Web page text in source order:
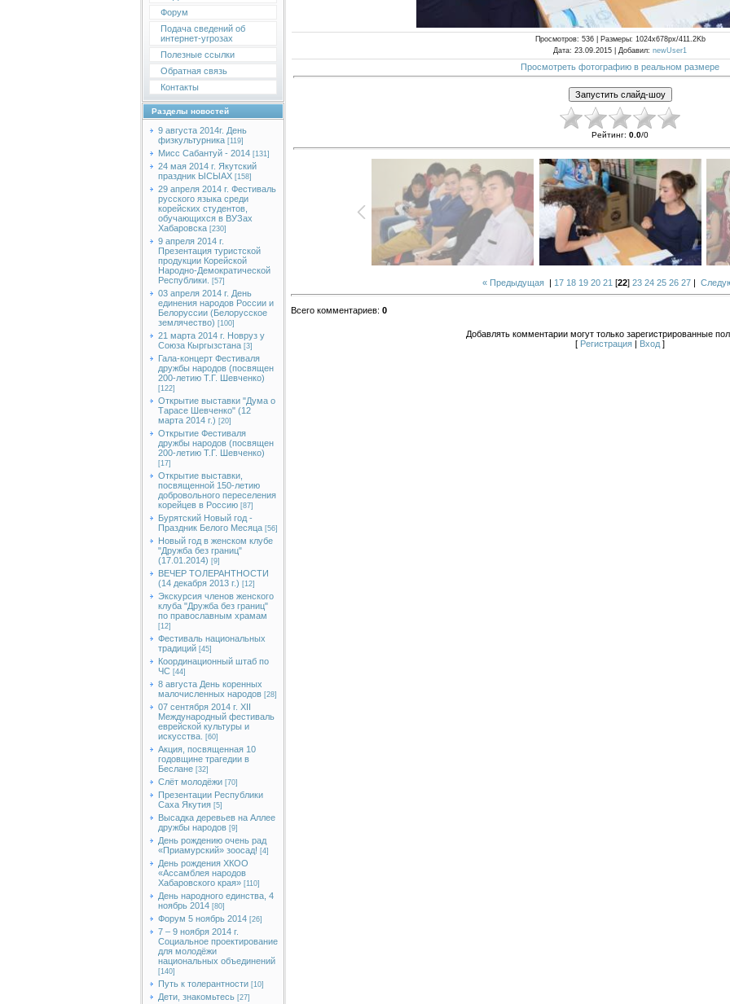
Форум
Подача сведений об
интернет-угрозах
Полезные ссылки
Обратная связь
Контакты
Разделы новостей
9 августа 2014г. День
физкультурника [119]
Мисс Сабантуй - 2014 [131]
24 мая 2014 г. Якутский
праздник ЫСЫАХ [158]
29 апреля 2014 г. Фестиваль
русского языка среди
корейских студентов,
обучающихся в ВУЗах
Хабаровска [230]
9 апреля 2014 г.
Презентация туристской
продукции Корейской
Народно-Демократической
Республики.
[57]
03 апреля 2014 г. День
единения народов России и
Белоруссии (Белорусское
землячество) [100]
21 марта 2014 г. Новруз у
Союза Кыргызстана [3]
Гала-концерт Фестиваля
дружбы народов (посвящен
200-летию Т.Г. Шевченко)
[122]
Открытие выставки "Дума о
Тарасе Шевченко" (12
марта 2014 г.) [20]
Открытие Фестиваля
дружбы народов (посвящен
200-летию Т.Г. Шевченко)
[17]
Открытие выставки,
посвященной 150-летию
добровольного переселения
корейцев в Россию [87]
Бурятский Новый год -
Праздник Белого Месяца [56]
Новый год в женском клубе
"Дружба без границ"
(17.01.2014) [9]
ВЕЧЕР ТОЛЕРАНТНОСТИ
(14 декабря 2013 г.) [12]
Экскурсия членов женского
клуба "Дружба без границ"
по православным храмам
[12]
Фестиваль национальных
традиций [45]
Координационный штаб по
ЧС [44]
8 августа День коренных
малочисленных народов [28]
07 сентября 2014 г. XII
Международный фестиваль
еврейской культуры и
искусства.
[60]
Акция, посвященная 10
годовщине трагедии в
Беслане [32]
Слёт молодёжи [70]
Презентации Республики
Саха Якутия [5]
Высадка деревьев на Аллее
дружбы народов [9]
День рождению очень рад
«Приамурский» зоосад! [4]
День рождения ХКОО
«Ассамблея народов
Хабаровского края» [110]
День народного единства, 4
ноябрь 2014 [80]
Форум 5 ноябрь 2014 [26]
7 – 9 ноября 2014 г.
Социальное проектирование
для молодёжи
национальных объединений
[140]
Путь к толерантности [10]
Дети, знакомьтесь [27]
Просмотров: 536 | Размеры: 1024x678px/411.2Kb
Дата: 23.09.2015 | Добавил: newUser1
Просмотреть фотографию в реальном размере
Рейтинг: 0.0/0
« Предыдущая | 17 18 19 20 21 [22] 23 24 25 26 27 |
Всего комментариев: 0
Добавлять комментарии могут только зарегистрированные
[ Регистрация Вход ]